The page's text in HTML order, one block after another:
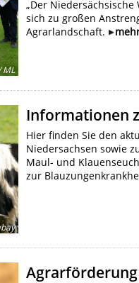
ML
„Der
sich zu großen
Agrarlandschaft.
Informationen
Hier finden Sie den
Niedersachsen sowie
Maul- und
zur